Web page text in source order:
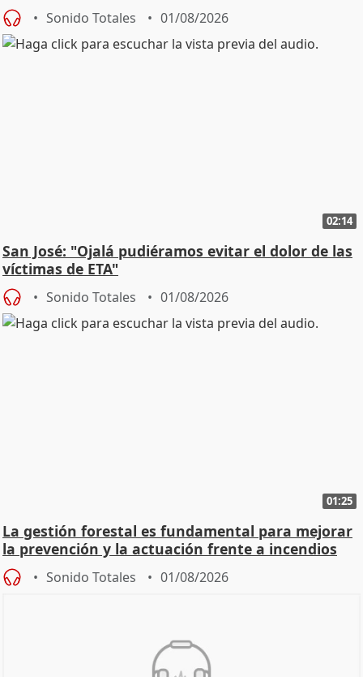
Sonido Totales 01/08/2026
02:14
San José: "Ojalá pudiéramos evitar el dolor de las
víctimas de ETA"
Sonido Totales 01/08/2026
01:25
La gestión forestal es fundamental para mejorar
la prevención y la actuación frente a incendios
Sonido Totales 01/08/2026